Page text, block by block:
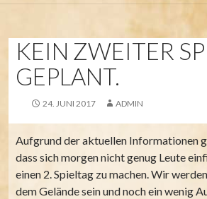
KEIN ZWEITER
GEPLANT.
24. JUNI 2017 ADMIN
Aufgrund der aktuellen Informationen
dass sich morgen nicht genug Leute
einen 2. Spieltag zu machen. Wir
dem Gelände sein und noch ein wenig